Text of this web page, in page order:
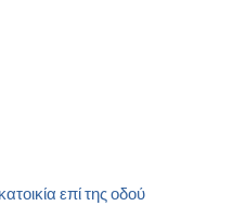
επί της οδού